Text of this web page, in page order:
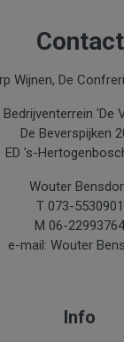
Contact
Wijnen, De
Bedrijventerrein 'De
De Beverspijken
ED 's-
Wouter
T 073-5530901
M 06-22993764
e-mail: Wouter
Info